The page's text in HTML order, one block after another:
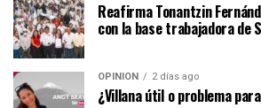
Reafirma Tonantzin
con la base trabajadora de
OPINIÓN 2 días ago
¿Villana útil o problema para